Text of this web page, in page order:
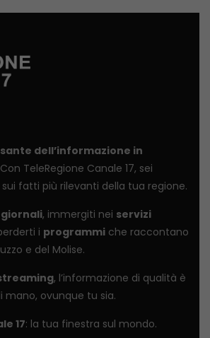
dell’informazione in
Con TeleRegione Canale 17, sei
fatti più rilevanti della tua regione.
, immergiti nei servizi
i programmi che raccontano
e del Molise.
, l’informazione di qualità è
ovunque tu sia.
17: la tua finestra sul mondo.